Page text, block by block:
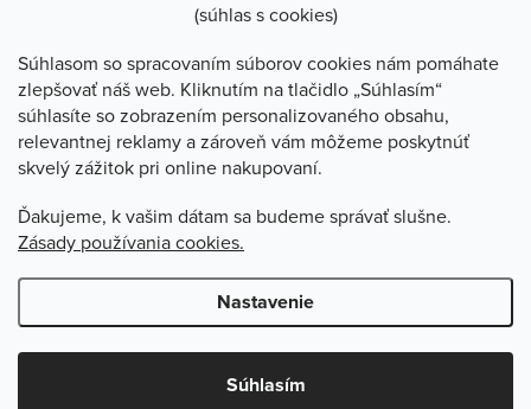
(súhlas s cookies)
Súhlasom so spracovaním súborov cookies nám pomáhate
zlepšovať náš web. Kliknutím na tlačidlo „Súhlasím“
súhlasíte so zobrazením personalizovaného obsahu,
relevantnej reklamy a zároveň vám môžeme poskytnúť
skvelý zážitok pri online nakupovaní.
Ďakujeme, k vašim dátam sa budeme správať slušne.
Zásady používania cookies.
Nastavenie
Súhlasím
O Stevula
Poradňa
Copyright 2026Stevula.sk. Všetky práva vyhradené.Upraviť
nastavenie cookies